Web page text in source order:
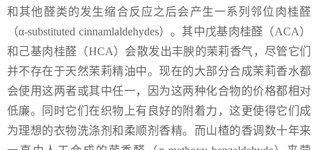
和其他醛类的发生缩合反应之后会产生一系列邻位肉桂醛
（α-substituted cinnamlaldehydes）。其中戊基肉桂醛（ACA）
和己基肉桂醛（HCA）会散发出丰腴的茉莉香气，尽管它们
并不存在于天然茉莉精油中。现在的大部分合成茉莉香水都
会使用这两者或其中任一，因为这两种化合物的价格都相对
低廉。同时它们在织物上有良好的附着力，这更使得它们成
为理想的衣物洗涤剂和柔顺剂香精。而山楂的香调数十年来